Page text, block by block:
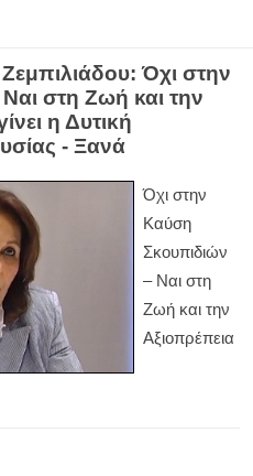
Όχι στην
στη Ζωή και την
η Δυτική
- Ξανά
Όχι στην
Καύση
Σκουπιδιών
– Ναι στη
Ζωή και την
Αξιοπρέπεια